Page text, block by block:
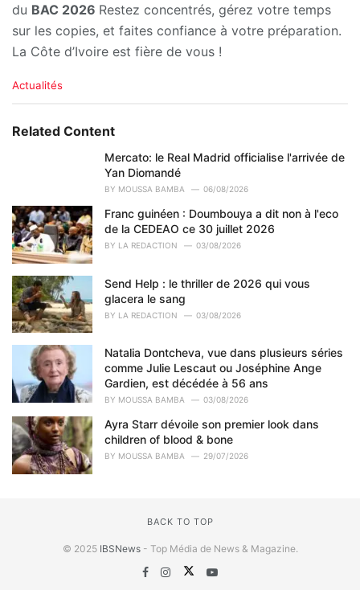
du BAC 2026 Restez concentrés, gérez votre temps
sur les copies, et faites confiance à votre préparation.
La Côte d’Ivoire est fière de vous !
C
e
s
:
Actualités
Related Content
Mercato: le Real Madrid officialise l'arrivée de
Yan Diomandé
BY MOUSSA BAMBA 06/08/2026
Franc guinéen : Doumbouya a dit non à l'eco
de la CEDEAO ce 30 juillet 2026
BY LA REDACTION 03/08/2026
Send Help : le thriller de 2026 qui vous
glacera le sang
BY LA REDACTION 03/08/2026
Natalia Dontcheva, vue dans plusieurs séries
comme Julie Lescaut ou Joséphine Ange
Gardien, est décédée à 56 ans
BY MOUSSA BAMBA 03/08/2026
Ayra Starr dévoile son premier look dans
children of blood & bone
BY MOUSSA BAMBA 29/07/2026
BACK TO TOP
© 2025 IBSNews- Top Média de News & Magazine.